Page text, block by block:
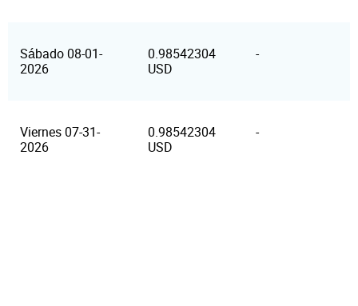
Sábado 08-01-
2026
0.98542304
USD
-
Viernes 07-31-
2026
0.98542304
USD
-